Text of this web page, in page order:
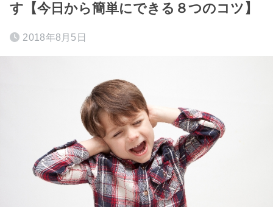
す【今日から簡単にできる８つのコツ】
2018年8月5日